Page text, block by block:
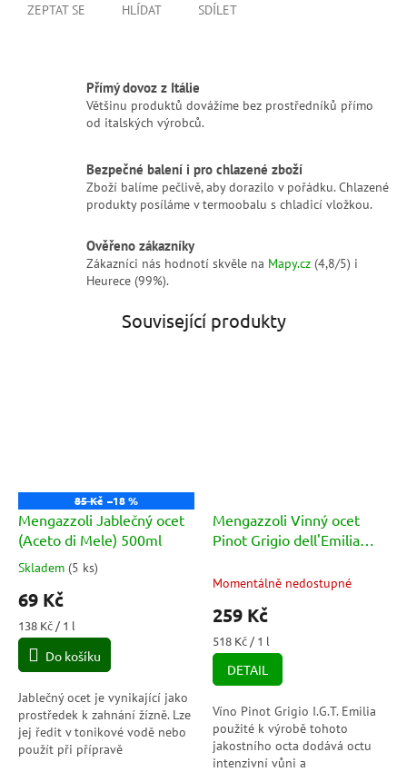
ZEPTAT SE HLÍDAT SDÍLET
Přímý dovoz z Itálie
Většinu produktů dovážíme bez prostředníků přímo
od italských výrobců.
Bezpečné balení i pro chlazené zboží
Zboží balíme pečlivě, aby dorazilo v pořádku. Chlazené
produkty posíláme v termoobalu s chladicí vložkou.
Ověřeno zákazníky
Zákazníci nás hodnotí skvěle na Mapy.cz (4,8/5) i
Heurece (99%).
Související produkty
85 Kč –18 %
Mengazzoli Jablečný ocet
(Aceto di Mele) 500ml
Průměrné
produktu
je
5,0
5
hvězdiček.
Skladem (5 ks)
69 Kč
Měrná
cena:
138 Kč / 1 l
Do košíku
Jablečný ocet je vynikající jako
prostředek k zahnání žízně. Lze
jej ředit v tonikové vodě nebo
použít při přípravě
Mengazzoli Vinný ocet
Pinot Grigio dell'Emilia
Momentálně nedostupné
259 Kč
Měrná
cena:
518 Kč / 1 l
DETAIL
Víno Pinot Grigio I.G.T. Emilia
použité k výrobě tohoto
jakostního octa dodává octu
intenzivní vůni a